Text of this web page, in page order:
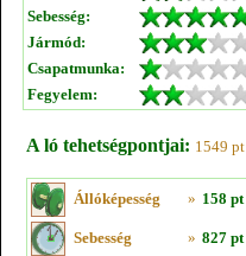
Sebesség:
Jármód:
Csapatmunka:
Fegyelem:
A ló tehetségpontjai: 1549 pt
Állóképesség » 158 pt
Sebesség » 827 pt